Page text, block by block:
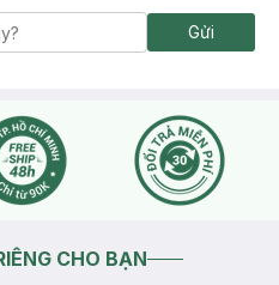
Gửi
CHO BẠN